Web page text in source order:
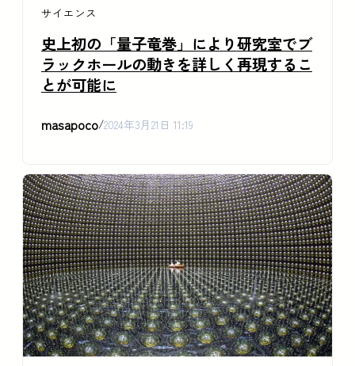
サイエンス
史上初の「量子竜巻」により研究室でブ
ラックホールの動きを詳しく再現するこ
とが可能に
masapoco/2024年3月21日 11:19